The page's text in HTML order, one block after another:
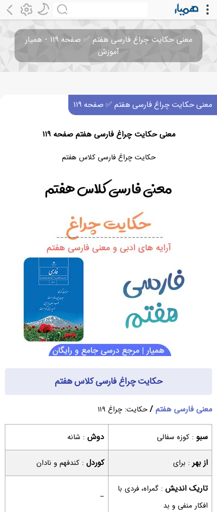
معنی حکایت چراغ فارسی هفتم ✅ صفحه ۱۱۹ - همیار
آموزش
معنی حکایت چراغ فارسی هفتم ✅ صفحه ۱۱۹
معنی حکایت چراغ فارسی هفتم صفحه ۱۱۹
حکایت چراغ فارسی کلاس هفتم
حکایت چراغ فارسی کلاس هفتم
معنی فارسی هفتم /حکایت: چراغ ۱۱۹
سبو : کوزه سفالی دوش : شانه
از بهر : برای کوردل : کندفهم و نادان
تاریک اندیش : گمراه، فردی با
افکار منفی و بد
–